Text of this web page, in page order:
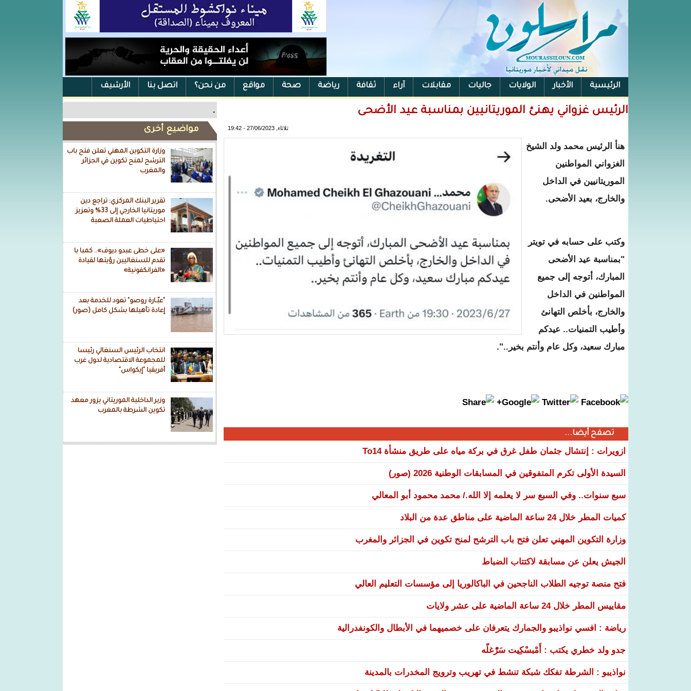
الرئيسية الأخبار الولايات جاليات مقابلات آراء ثقافة رياضة صحة مواقع من نحن؟ اتصل بنا الأرشيف
الفيس بوك .
مواضيع أخرى
وزارة التكوين المهني تعلن فتح باب
الترشح لمنح تكوين في الجزائر
والمغرب
تقرير البنك المركزي: تراجع دين
موريتانيا الخارجي إلى 33% وتعزيز
احتياطيات العملة الصعبة
«على خطى عبدو ديوف».. كمبا با
تقدم للسنغاليين رؤيتها لقيادة
«الفرانكفونية»
"عبّـارة روصو" تعود للخدمة بعد
إعادة تأهيلها بشكل كامل (صور)
انتخاب الرئيس السنغالي رئيسا
للمجموعة الاقتصادية لدول غرب
أفريقيا "إيكواس"
وزير الداخلية الموريتاني يزور معهد
تكوين الشرطة بالمغرب
الرئيس غزواني يهنئ الموريتانيين بمناسبة عيد الأضحى
ثلاثاء, 27/06/2023 - 19:42
هنأ الرئيس محمد ولد الشيخ
الغزواني المواطنين
الموريتانيين في الداخل
والخارج، بعيد الأضحى.
وكتب على حسابه في تويتر
"بمناسبة عيد الأضحى
المبارك، أتوجه إلى جميع
المواطنين في الداخل
والخارج، بأخلص التهانئ
وأطيب التمنيات.. عيدكم
مبارك سعيد، وكل عام وأنتم بخير..".
تصفح أيضا...
ازويرات : إنتشال جثمان طفل غرق في بركة مياه على طريق منشأة To14
السيدة الأولى تكرم المتفوقين في المسابقات الوطنية 2026 (صور)
سبع سنوات.. وفي السبع سر لا يعلمه إلا الله./ محمد محمود أبو المعالي
كميات المطر خلال 24 ساعة الماضية على مناطق عدة من البلاد
وزارة التكوين المهني تعلن فتح باب الترشح لمنح تكوين في الجزائر والمغرب
الجيش يعلن عن مسابقة لاكتتاب الضباط
فتح منصة توجيه الطلاب الناجحين في الباكالوريا إلى مؤسسات التعليم العالي
مقاييس المطر خلال 24 ساعة الماضية على عشر ولايات
رياضة : افسي نواذيبو والجمارك يتعرفان على خصميهما في الأبطال والكونفدرالية
جدو ولد خطري يكتب : أَمْبسْكِيت سَرّْغلّه
نواذيبو : الشرطة تفكك شبكة تنشط في تهريب وترويج المخدرات بالمدينة